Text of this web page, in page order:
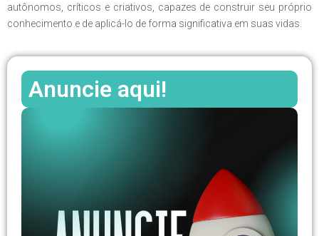
autônomos, críticos e criativos, capazes de construir seu próprio
conhecimento e de aplicá-lo de forma significativa em suas vidas.
Anuncie aqui!